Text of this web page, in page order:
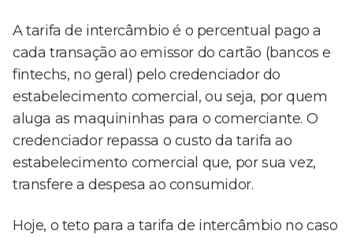
A tarifa de intercâmbio é o percentual pago a
cada transação ao emissor do cartão (bancos e
fintechs, no geral) pelo credenciador do
estabelecimento comercial, ou seja, por quem
aluga as maquininhas para o comerciante. O
credenciador repassa o custo da tarifa ao
estabelecimento comercial que, por sua vez,
transfere a despesa ao consumidor.
Hoje, o teto para a tarifa de intercâmbio no caso